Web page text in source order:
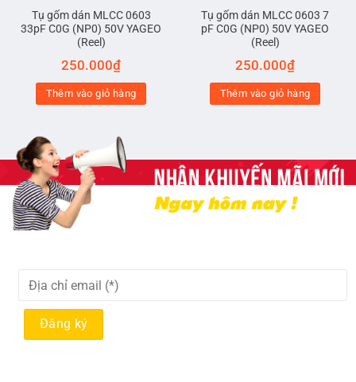
Tụ gốm dán MLCC 0603
33pF C0G (NP0) 50V YAGEO
(Reel)
250.000₫
Thêm vào giỏ hàng
Tụ gốm dán MLCC 0603 7
pF C0G (NP0) 50V YAGEO
(Reel)
250.000₫
Thêm vào giỏ hàng